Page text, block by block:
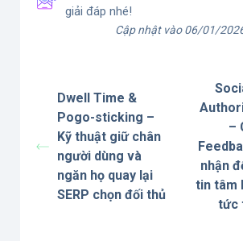
giải đáp nhé!
Cập nhật vào 06/01/
Dwell Time &
Pogo-sticking –
Kỹ thuật giữ chân
người dùng và
ngăn họ quay lại
SERP chọn đối thủ
–
nhận
tin tâm
tức